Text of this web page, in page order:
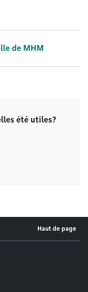
de MHM
été utiles?
Haut de page